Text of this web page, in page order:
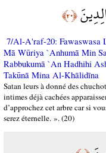
﴿٢٠﴾
7/Al-A'raf-20: Fawaswasa
Mā Wūriya `Anhumā Min
Rabbukumā `An Hadhihi
Takūnā Mina Al-Khālidīna
Satan leurs à donné des
intimes déjà cachées
d’approchez cet arbre car si
serez éternelle. ». (20)